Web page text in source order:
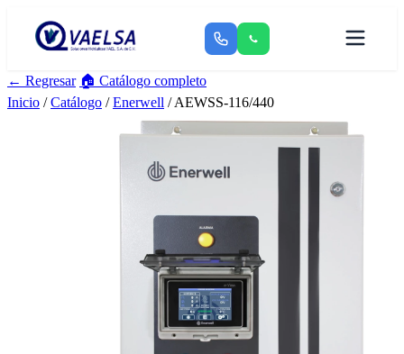
← Regresar 🏠 Catálogo completo
Inicio /Catálogo /Enerwell / AEWSS-116/440